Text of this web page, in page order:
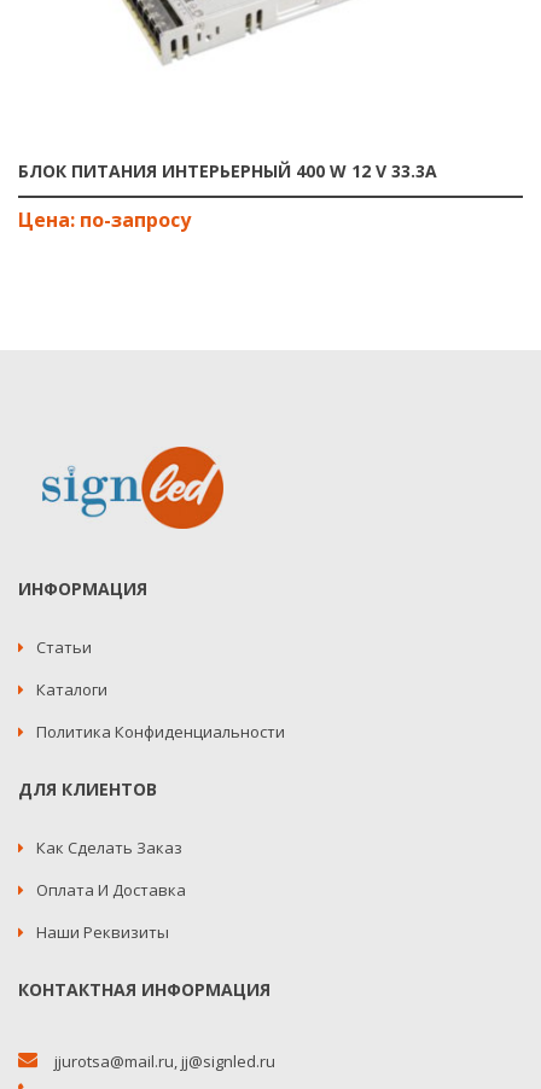
БЛОК ПИТАНИЯ ИНТЕРЬЕРНЫЙ 400 W 12 V 33.3А
ИНФОРМАЦИЯ
Статьи
Каталоги
Политика Конфиденциальности
ДЛЯ КЛИЕНТОВ
Как Сделать Заказ
Оплата И Доставка
Наши Реквизиты
КОНТАКТНАЯ ИНФОРМАЦИЯ
jjurotsa@mail.ru,jj@signled.ru